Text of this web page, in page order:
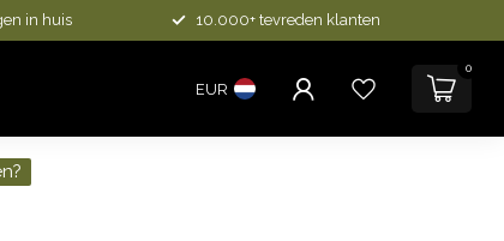
in huis 10.000+ tevreden klanten
EUR
0